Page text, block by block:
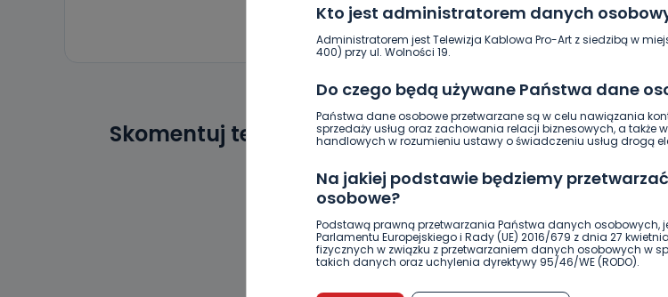
Kto jest administratorem danych
Administratorem jest Telewizja Kablowa Pro-Art z siedzibą w
400) przy ul. Wolności 19.
Do czego będą używane Państwa dane
Państwa dane osobowe przetwarzane są w celu nawiązania
sprzedaży usług oraz zachowania relacji biznesowych, a także
handlowych w rozumieniu ustawy o świadczeniu usług drogą
Na jakiej podstawie będziemy
osobowe?
Podstawą prawną przetwarzania Państwa danych osobowych,
Parlamentu Europejskiego i Rady (UE) 2016/679 z dnia 27
fizycznych w związku z przetwarzaniem danych osobowych w
takich danych oraz uchylenia dyrektywy 95/46/WE (RODO).
Skomentuj ten wpis jako pierwszy!